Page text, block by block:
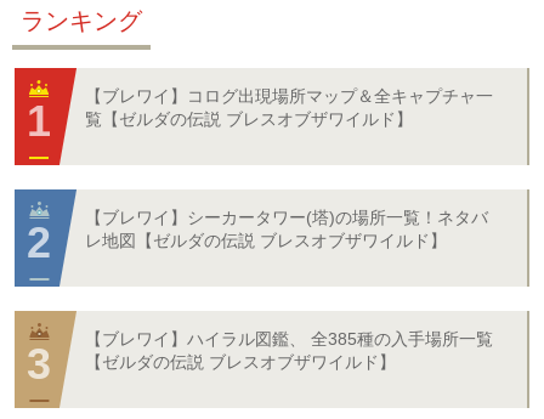
ランキング
【ブレワイ】コログ出現場所マップ＆全キャプチャ一
覧【ゼルダの伝説 ブレスオブザワイルド】
【ブレワイ】シーカータワー(塔)の場所一覧！ネタバ
レ地図【ゼルダの伝説 ブレスオブザワイルド】
【ブレワイ】ハイラル図鑑、 全385種の入手場所一覧
【ゼルダの伝説 ブレスオブザワイルド】